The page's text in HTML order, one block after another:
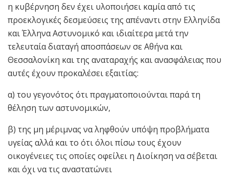
η κυβέρνηση δεν έχει υλοποιήσει καμία από τις
προεκλογικές δεσμεύσεις της απέναντι στην Ελληνίδα
και Έλληνα Αστυνομικό και ιδιαίτερα μετά την
τελευταία διαταγή αποσπάσεων σε Αθήνα και
Θεσσαλονίκη και της αναταραχής και ανασφάλειας που
αυτές έχουν προκαλέσει εξαιτίας:
α) του γεγονότος ότι πραγματοποιούνται παρά τη
θέληση των αστυνομικών,
β) της μη μέριμνας να ληφθούν υπόψη προβλήματα
υγείας αλλά και το ότι όλοι πίσω τους έχουν
οικογένειες τις οποίες οφείλει η Διοίκηση να σέβεται
και όχι να τις αναστατώνει